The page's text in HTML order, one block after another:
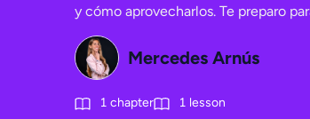
y cómo aprovecharlos. Te preparo
Mercedes Arnús
1 chapter 1 lesson